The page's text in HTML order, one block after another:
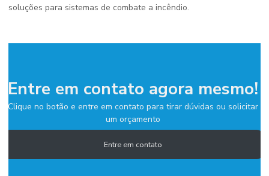
soluções para sistemas de combate a incêndio.
Entre em contato agora mesmo!
Clique no botão e entre em contato para tirar dúvidas ou solicitar
um orçamento
Entre em contato